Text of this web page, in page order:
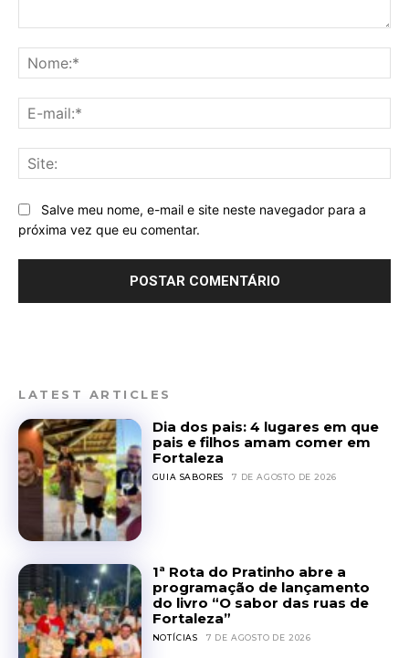
Salve meu nome, e-mail e site neste navegador para a
próxima vez que eu comentar.
LATEST ARTICLES
Dia dos pais: 4 lugares em que
pais e filhos amam comer em
Fortaleza
GUIA SABORES 7 DE AGOSTO DE 2026
1ª Rota do Pratinho abre a
programação de lançamento
do livro “O sabor das ruas de
Fortaleza”
NOTÍCIAS 7 DE AGOSTO DE 2026